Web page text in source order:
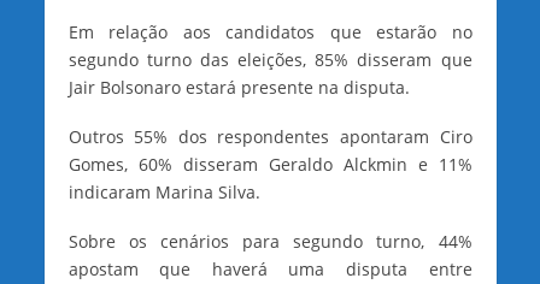
Em relação aos candidatos que estarão no
segundo turno das eleições, 85% disseram que
Jair Bolsonaro estará presente na disputa.
Outros 55% dos respondentes apontaram Ciro
Gomes, 60% disseram Geraldo Alckmin e 11%
indicaram Marina Silva.
Sobre os cenários para segundo turno, 44%
apostam que haverá uma disputa entre